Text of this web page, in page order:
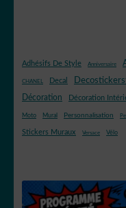
Adhésifs De Style Anniversaire
CHANEL Decal
Décoration Décoration
Moto Mural Personnalisation
Stickers Muraux Versace Vélo